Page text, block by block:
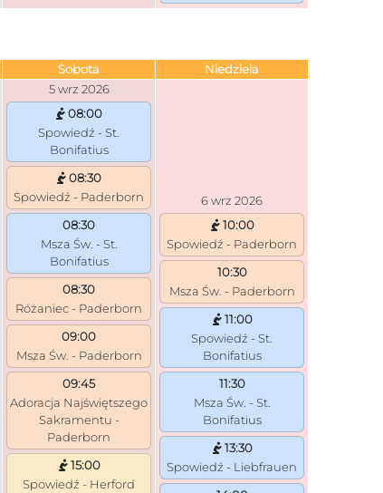
Sobota Niedziela
5 wrz 2026
08:00
Spowiedź - St.
Bonifatius
08:30
Spowiedź - Paderborn
08:30
Msza Św. - St.
Bonifatius
08:30
Różaniec - Paderborn
09:00
Msza Św. - Paderborn
09:45
Adoracja Najświętszego
Sakramentu -
Paderborn
15:00
Spowiedź - Herford
6 wrz 2026
10:00
Spowiedź - Paderborn
10:30
Msza Św. - Paderborn
11:00
Spowiedź - St.
Bonifatius
11:30
Msza Św. - St.
Bonifatius
13:30
Spowiedź - Liebfrauen